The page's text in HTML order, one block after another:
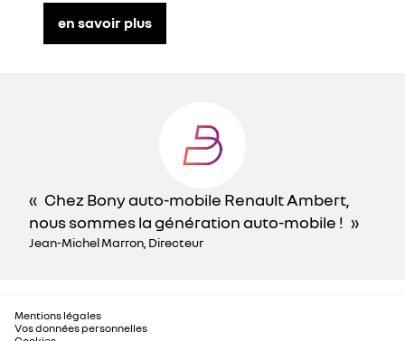
en savoir plus
Chez Bony auto-mobile Renault Ambert,
nous sommes la génération auto-mobile !
Jean-Michel Marron, Directeur
Mentions légales
Vos données personnelles